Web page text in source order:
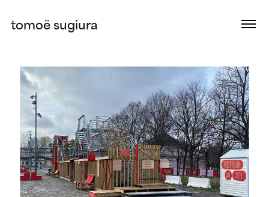
tomoë sugiura
2025
Retour au sol